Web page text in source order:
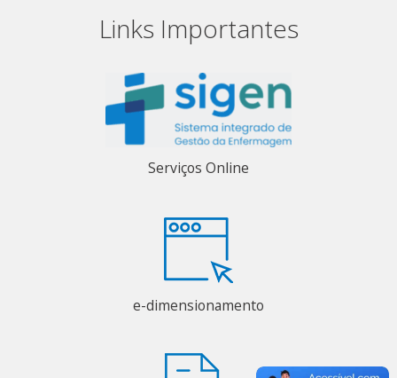
Links Importantes
Serviços Online
e-dimensionamento